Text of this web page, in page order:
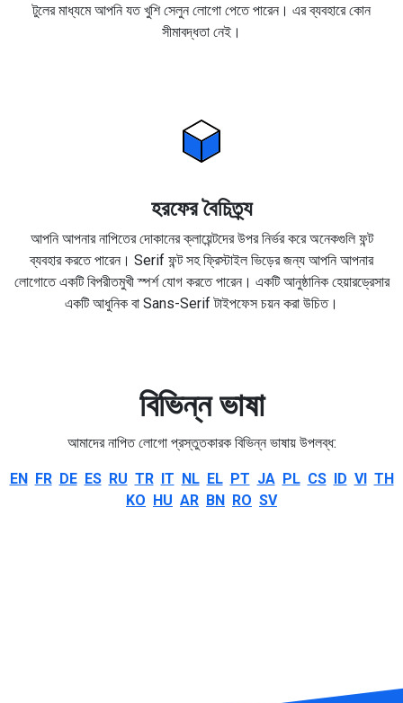
টুলের মাধ্যমে আপনি যত খুশি সেলুন লোগো পেতে পারেন। এর ব্যবহারে কোন
সীমাবদ্ধতা নেই।
হরফের বৈচিত্র্য
আপনি আপনার নাপিতের দোকানের ক্লায়েন্টদের উপর নির্ভর করে অনেকগুলি ফন্ট
ব্যবহার করতে পারেন। Serif ফন্ট সহ ফ্রিস্টাইল ভিড়ের জন্য আপনি আপনার
লোগোতে একটি বিপরীতমুখী স্পর্শ যোগ করতে পারেন। একটি আনুষ্ঠানিক হেয়ারড্রেসার
একটি আধুনিক বা Sans-Serif টাইপফেস চয়ন করা উচিত।
বিভিন্ন ভাষা
আমাদের নাপিত লোগো প্রস্তুতকারক বিভিন্ন ভাষায় উপলব্ধ:
EN FR DE ES RU TR IT NL EL PT JA PL CS ID VI TH
KO HU AR BN RO SV